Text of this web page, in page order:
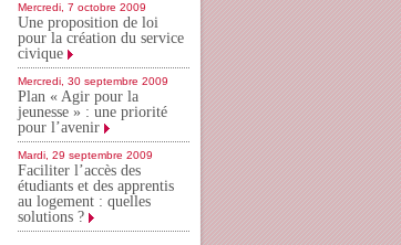
Mercredi, 7 octobre 2009
Une proposition de loi
pour la création du service
civique
Mercredi, 30 septembre 2009
Plan « Agir pour la
jeunesse » : une priorité
pour l’avenir
Mardi, 29 septembre 2009
Faciliter l’accès des
étudiants et des apprentis
au logement : quelles
solutions ?